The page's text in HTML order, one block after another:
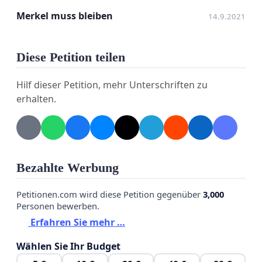
Finanzkrise. Flüchtlingsandrang. Corona.
Dr. Angela Merkel hat das Land mit Bedacht und
Besonnenheitdurch viele haarige Situationen und
schwere Zeiten geführt. Nicht ohne Fehler, aber mit
Empathie.
Keine Nachfolger in Sicht: Die möglichen
Kanzlerkandidaten Söder und Laschet haben
gezeigt, dass sie den Aufgaben nicht im selben
Maße gewachsen sind. Armin Laschet hat in NRW
und in der Ministerpräsidentenkonferenz immer
Merkel muss bleiben 14.9.2021
Diese Petition teilen
Hilf dieser Petition, mehr Unterschriften zu
erhalten.
Bezahlte Werbung
Petitionen.com wird diese Petition gegenüber 3,000
Personen bewerben.
Erfahren Sie mehr …
Wählen Sie Ihr Budget